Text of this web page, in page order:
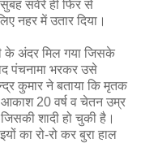
सवेरे ही फिर से
नहर में उतार दिया।
के अंदर मिल गया जिसके
पंचनामा भरकर उसे
कुमार ने बताया कि मृतक
20 वर्ष व चेतन उम्र
शादी हो चुकी है।
का रो-रो कर बुरा हाल